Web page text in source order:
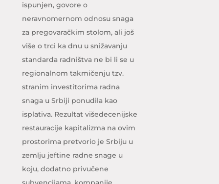
ispunjen, govore o
neravnomernom odnosu snaga
za pregovaračkim stolom, ali još
više o trci ka dnu u snižavanju
standarda radništva ne bi li se u
regionalnom takmičenju tzv.
stranim investitorima radna
snaga u Srbiji ponudila kao
isplativa. Rezultat višedecenijske
restauracije kapitalizma na ovim
prostorima pretvorio je Srbiju u
zemlju jeftine radne snage u
koju, dodatno privučene